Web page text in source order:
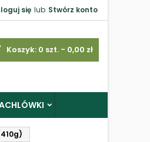
się lub Stwórz konto
Koszyk: 0 szt. - 0,00 zł